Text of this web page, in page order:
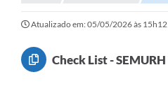
Atualizado em: 05/05/2026 às 15h12
Check List - SEMURH